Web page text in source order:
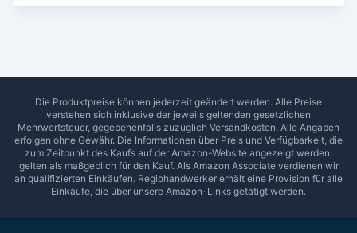
5 10 15 20 25 30
SUCHEN
Die Produktpreise können jederzeit geändert werden. Alle Preise
verstehen sich inklusive der jeweils geltenden gesetzlichen
Mehrwertsteuer, gegebenenfalls zuzüglich Versandkosten. Alle Angaben
erfolgen ohne Gewähr. Die Informationen über Preis und Verfügbarkeit, die
zum Zeitpunkt des Kaufs auf der Amazon-Website angezeigt werden,
gelten als maßgeblich für den Kauf. Als Amazon Associate verdienen wir
an qualifizierten Einkäufen. Regiohandwerker erhält eine Provision für alle
Einkäufe, die über unsere Amazon-Links getätigt werden.